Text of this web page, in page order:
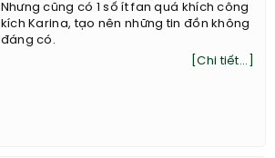
Nhưng cũng có 1 số ít fan quá khích công
kích Karina, tạo nên những tin đồn không
đáng có.
[Chi tiết...]